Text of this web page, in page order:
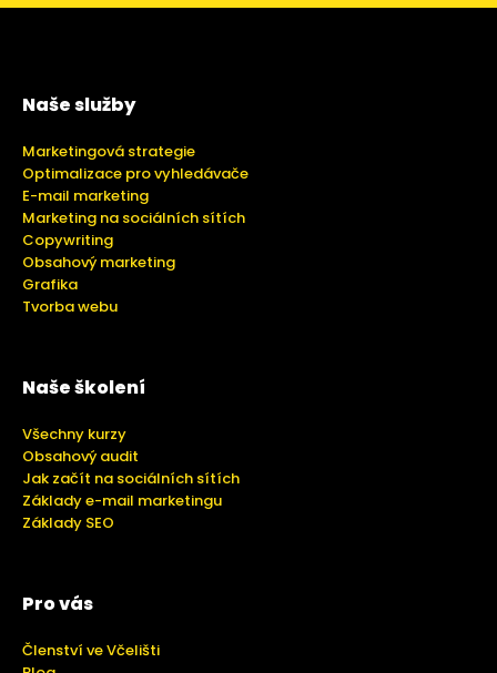
Naše služby
Marketingová strategie
Optimalizace pro vyhledávače
E-mail marketing
Marketing na sociálních sítích
Copywriting
Obsahový marketing
Grafika
Tvorba webu
Naše školení
Všechny kurzy
Obsahový audit
Jak začít na sociálních sítích
Základy e-mail marketingu
Základy SEO
Pro vás
Členství ve Včelišti